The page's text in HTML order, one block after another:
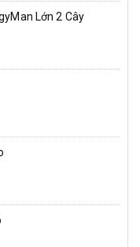
Lớn 2 Cây